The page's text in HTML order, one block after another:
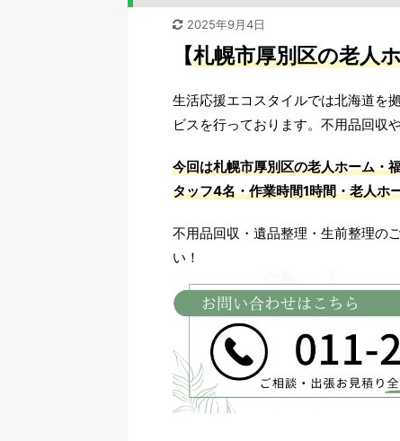
2025年9月4日
【札幌市厚別区の老人
生活応援エコスタイルでは北海道を
ビスを行っております。不用品回収
今回は札幌市厚別区の老人ホーム・
タッフ4名・作業時間1時間・老人ホ
不用品回収・遺品整理・生前整理の
い！